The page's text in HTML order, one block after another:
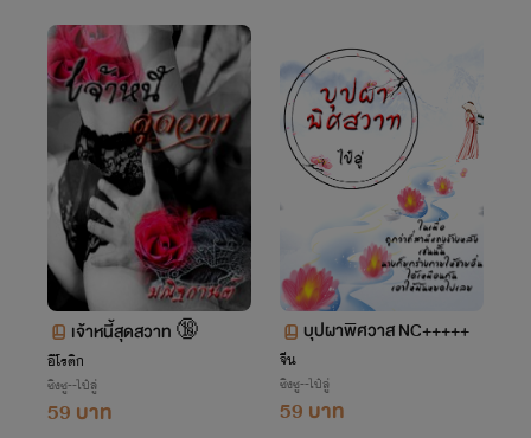
เจ้าหนี้สุดสวาท 🔞
อีโรติก
ซิงซู--ไป๋ลู่
59 บาท
บุปผาพิศวาส NC+++++
จีน
ซิงซู--ไป๋ลู่
59 บาท